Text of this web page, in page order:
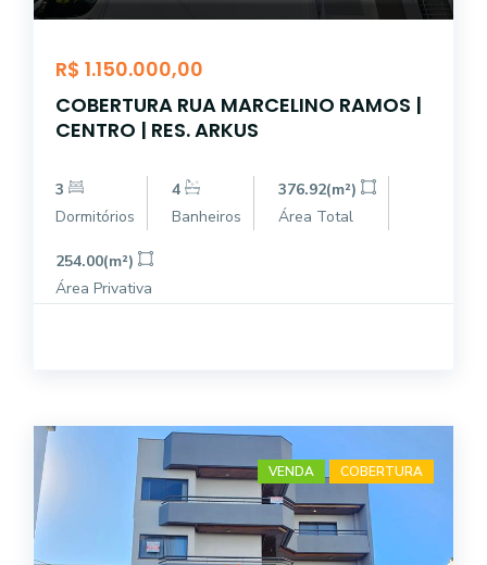
R$ 1.150.000,00
COBERTURA RUA MARCELINO RAMOS |
CENTRO | RES. ARKUS
3
Dormitórios
4
Banheiros
376.92(m²)
Área Total
254.00(m²)
Área Privativa
VENDA COBERTURA